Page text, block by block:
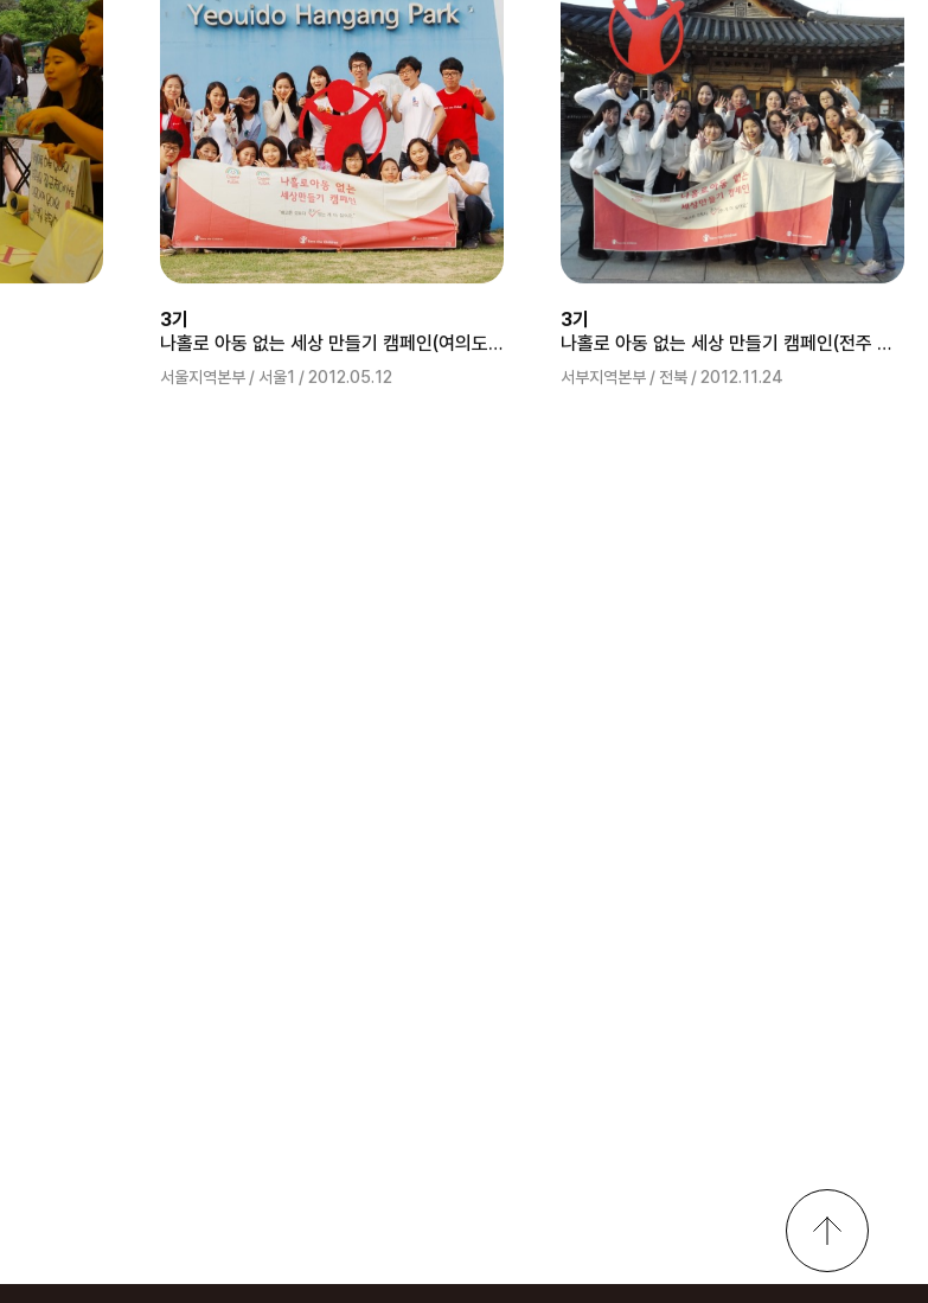
3기
나홀로 아동 없는 세상 만들기 캠페인(여의도 한강공원)
서울지역본부 / 서울1 / 2012.05.12
3기
나홀로 아동 없는 세상 만들기 캠페인(전주 한옥마을)
서부지역본부 / 전북 / 2012.11.24